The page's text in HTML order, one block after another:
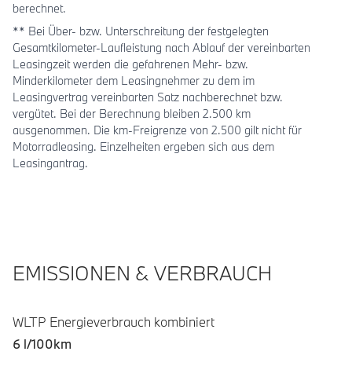
berechnet.
** Bei Über- bzw. Unterschreitung der festgelegten
Gesamtkilometer-Laufleistung nach Ablauf der vereinbarten
Leasingzeit werden die gefahrenen Mehr- bzw.
Minderkilometer dem Leasingnehmer zu dem im
Leasingvertrag vereinbarten Satz nachberechnet bzw.
vergütet. Bei der Berechnung bleiben 2.500 km
ausgenommen. Die km-Freigrenze von 2.500 gilt nicht für
Motorradleasing. Einzelheiten ergeben sich aus dem
Leasingantrag.
EMISSIONEN & VERBRAUCH
WLTP Energieverbrauch kombiniert
6 l/100km